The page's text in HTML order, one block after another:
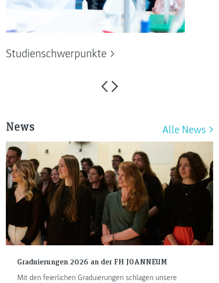
Studienschwerpunkte
News Alle News
Graduierungen 2026 an der FH JOANNEUM
Mit den feierlichen Graduierungen schlagen unsere